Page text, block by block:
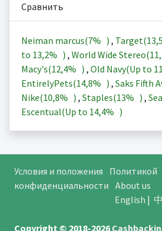
Сравнить
Neiman marcus(7% ) , Target(
to 13,2% ) , World Wide Stereo(
Macy's(12,4% ) , Old Navy(Up to
EntirelyPets(14,8% ) , Saks Fifth
Nike(10,8% ) , Staples(13% ) ,
Escentual(Up to 14,4% )
Условия и положения
Политикой
конфиденциальности About us
English |
Copyright © 2018-2026